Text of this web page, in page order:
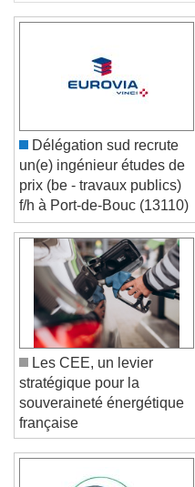
Délégation sud recrute
un(e) ingénieur études de
prix (be - travaux publics)
f/h à Port-de-Bouc (13110)
Les CEE, un levier
stratégique pour la
souveraineté énergétique
française